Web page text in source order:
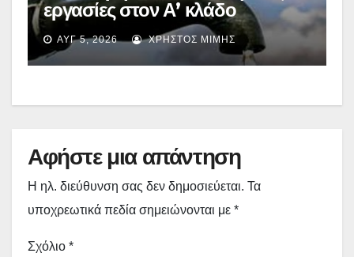
εργασίες στον Α’ κλάδο
ύδρευσης – Ποιες περιοχές
επηρεάζονται την Πέμπτη
ΑΥΓ 5, 2026 ΧΡΉΣΤΟΣ ΜΊΜΗΣ
Αφήστε μια απάντηση
Η ηλ. διεύθυνση σας δεν δημοσιεύεται. Τα
υποχρεωτικά πεδία σημειώνονται με *
Σχόλιο *